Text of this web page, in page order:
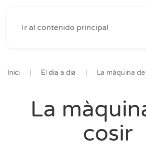
Ir al contenido principal
Inici El dia a dia La màquina
La
cosir